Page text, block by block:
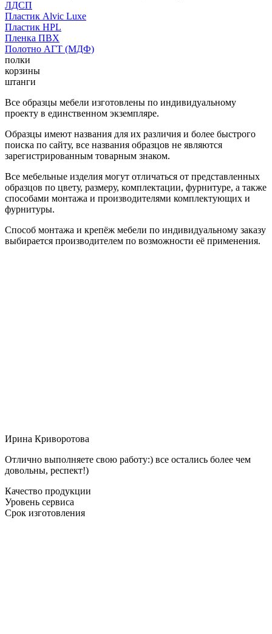
ЛДСП
Пластик Alvic Luxe
Пластик HPL
Пленка ПВХ
Полотно АГТ (МДФ)
полки
корзины
штанги
Все образцы мебели изготовлены по индивидуальному
проекту в единственном экземпляре.
Образцы имеют названия для их различия и более быстрого
поиска по сайту, все названия образцов не являются
зарегистрированным товарным знаком.
Все мебельные изделия могут отличаться от представленных
образцов по цвету, размеру, комплектации, фурнитуре, а также
способами монтажа и производителями комплектующих и
фурнитуры.
Способ монтажа и крепёж мебели по индивидуальному заказу
выбирается производителем по возможности её применения.
Ирина Криворотова
Отлично выполняете свою работу:) все остались более чем
довольны, респект!)
Качество продукции
Уровень сервиса
Срок изготовления